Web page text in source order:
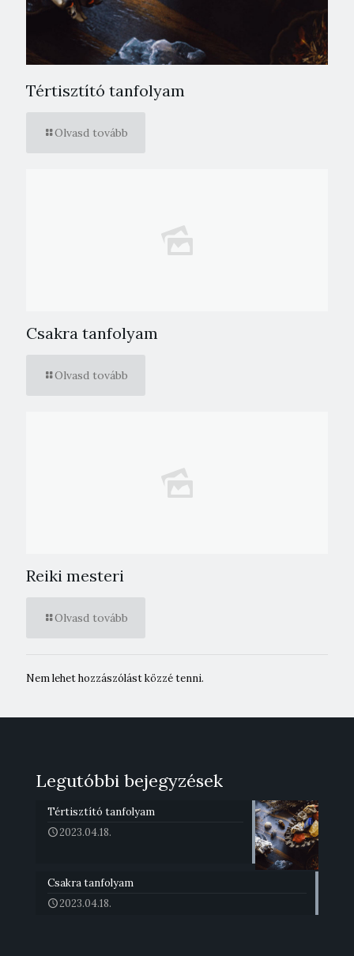
Tértisztító tanfolyam
Olvasd tovább
Csakra tanfolyam
Olvasd tovább
Reiki mesteri
Olvasd tovább
Nem lehet hozzászólást közzé tenni.
Legutóbbi bejegyzések
Tértisztító tanfolyam
2023.04.18.
Csakra tanfolyam
2023.04.18.